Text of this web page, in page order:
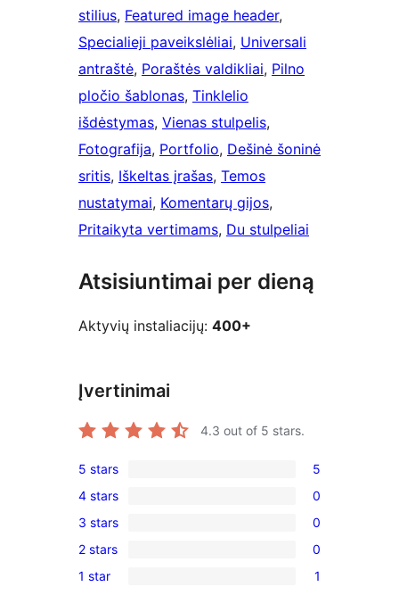
stilius, Featured image header
Specialieji paveikslėliai, Universali
antraštė, Poraštės valdikliai, Pilno
pločio šablonas, Tinklelio
išdėstymas, Vienas stulpelis
Fotografija, Portfolio, Dešinė šoninė
sritis, Iškeltas įrašas, Temos
nustatymai, Komentarų gijos
Pritaikyta vertimams, Du stulpeliai
Atsisiuntimai per dieną
Aktyvių instaliacijų: 400+
Įvertinimai
4.3 out of 5 stars.
5
5-
star
reviews
5 stars 5
0
4-
star
reviews
4 stars 0
0
3-
star
3 stars 0
0
2-
2 stars 0
1
1 star 1